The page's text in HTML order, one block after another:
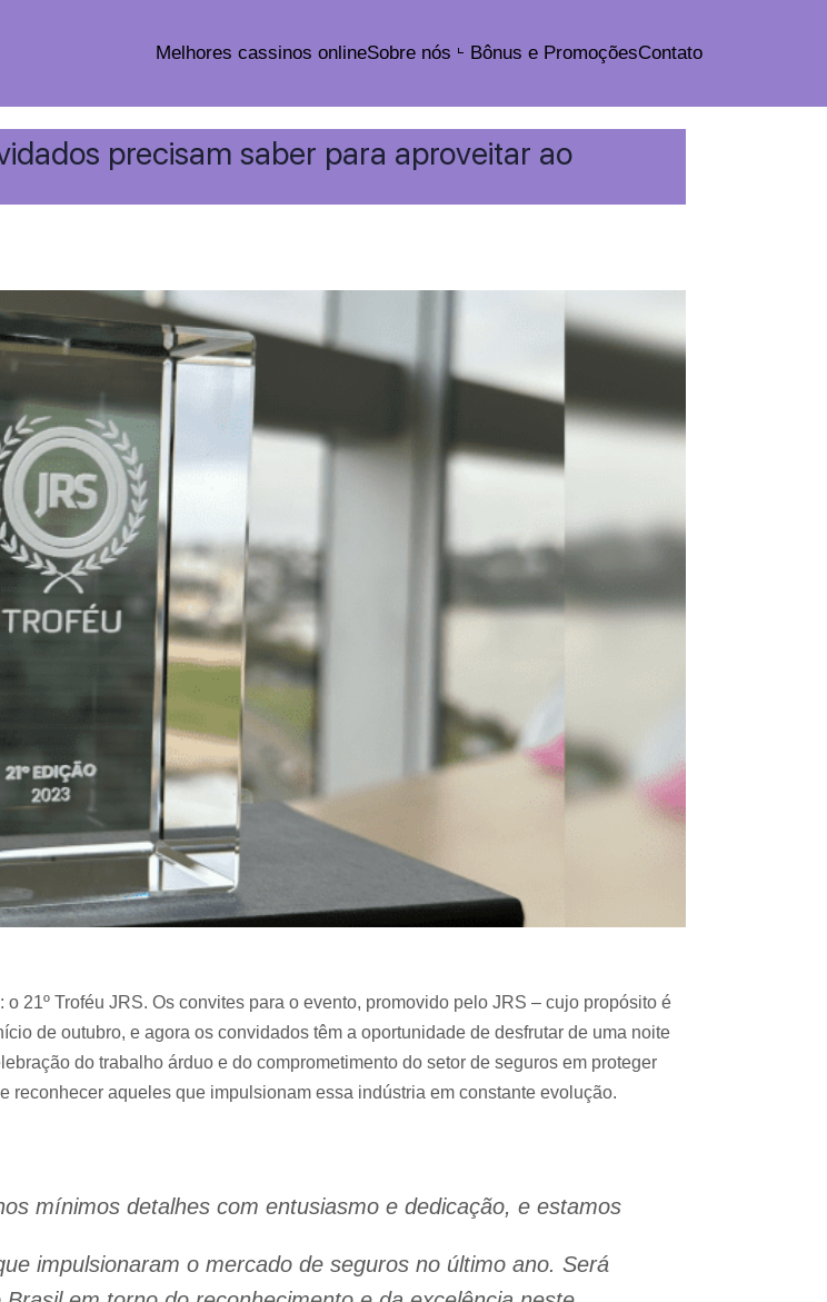
Melhores cassinos onlineSobre nós Bônus e PromoçõesContato
precisam saber para aproveitar ao
21º Troféu JRS. Os convites para o evento, promovido pelo JRS – cujo propósito é
de outubro, e agora os convidados têm a oportunidade de desfrutar de uma noite
do trabalho árduo e do comprometimento do setor de seguros em proteger
reconhecer aqueles que impulsionam essa indústria em constante evolução.
mínimos detalhes com entusiasmo e dedicação, e estamos
impulsionaram o mercado de seguros no último ano. Será